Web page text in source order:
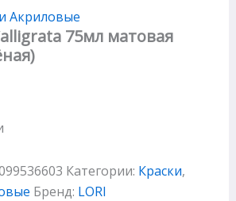
Акриловые
75мл матовая
Категории: Краски,
Бренд: LORI